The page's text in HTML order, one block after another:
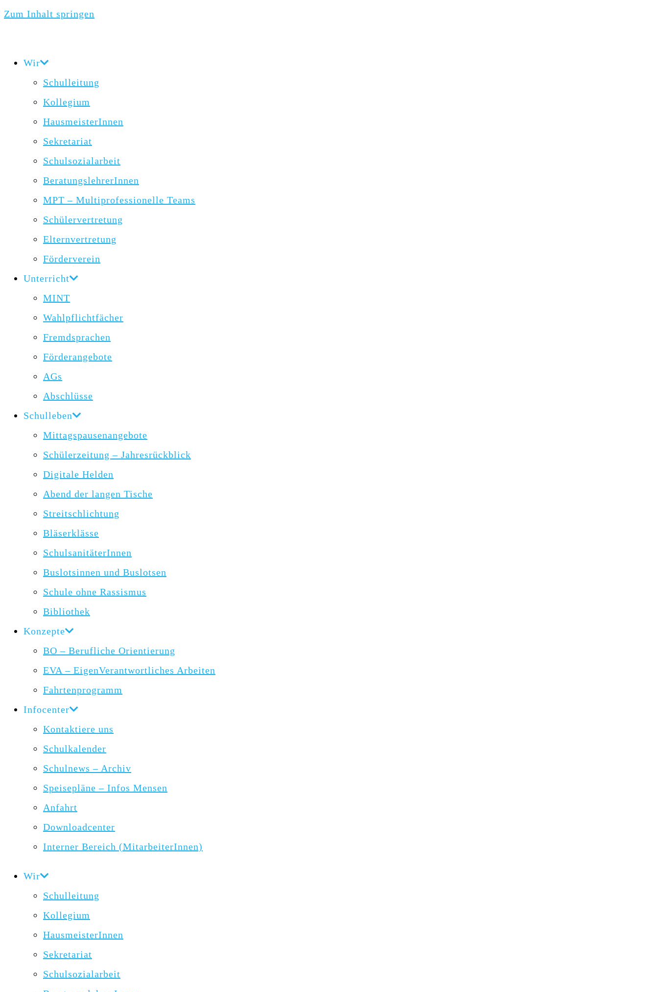
Zum Inhalt springen
Wir
Schulleitung
Kollegium
HausmeisterInnen
Sekretariat
Schulsozialarbeit
BeratungslehrerInnen
MPT – Multiprofessionelle Teams
Schülervertretung
Elternvertretung
Förderverein
Unterricht
MINT
Wahlpflichtfächer
Fremdsprachen
Förderangebote
AGs
Abschlüsse
Schulleben
Mittagspausenangebote
Schülerzeitung – Jahresrückblick
Digitale Helden
Abend der langen Tische
Streitschlichtung
Bläserklässe
SchulsanitäterInnen
Buslotsinnen und Buslotsen
Schule ohne Rassismus
Bibliothek
Konzepte
BO – Berufliche Orientierung
EVA – EigenVerantwortliches Arbeiten
Fahrtenprogramm
Infocenter
Kontaktiere uns
Schulkalender
Schulnews – Archiv
Speisepläne – Infos Mensen
Anfahrt
Downloadcenter
Interner Bereich (MitarbeiterInnen)
Wir
Schulleitung
Kollegium
HausmeisterInnen
Sekretariat
Schulsozialarbeit